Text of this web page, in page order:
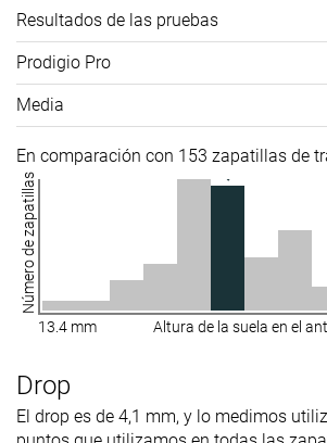
Resultados de las pruebas
Prodigio Pro
Media
En comparación con 153 zapatillas de
Número de zapatillas
13.4 mm Altura de la suela en el
Drop
El drop es de 4,1 mm, y lo medimos